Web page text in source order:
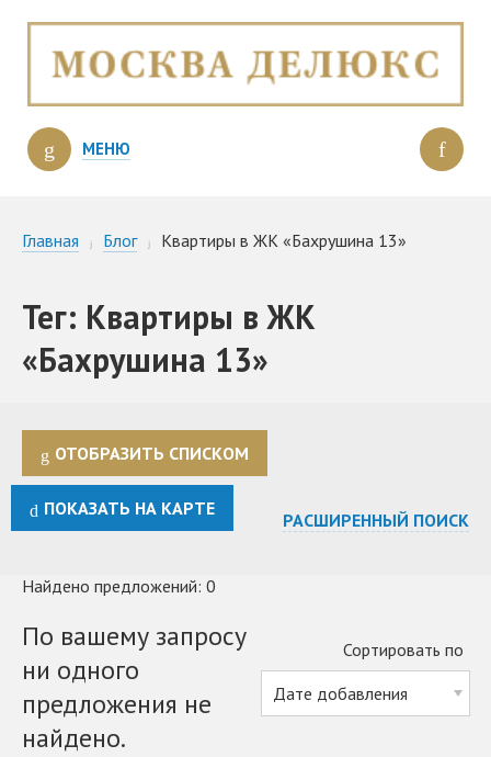
МЕНЮ
Главная Блог Квартиры в ЖК «Бахрушина 13»
Тег: Квартиры в ЖК
«Бахрушина 13»
ОТОБРАЗИТЬ СПИСКОМ
ПОКАЗАТЬ НА КАРТЕ
РАСШИРЕННЫЙ ПОИСК
Найдено предложений: 0
Сортировать по
По вашему запросу
ни одного
предложения не
найдено.